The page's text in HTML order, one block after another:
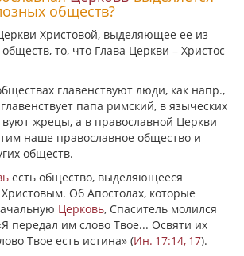
обществ?
Христовой, выделяющее ее из
то, что Глава Церкви – Христос
главенствуют люди, как напр.,
папа римский, в языческих
жрецы, а в православной Церкви
наше православное общество и
обществ.
есть общество, выделяющееся
Об Апостолах, которые
Церковь, Спаситель молился
передал им слово Твое... Освяти их
Твое есть истина» (Ин. 17:14, 17).